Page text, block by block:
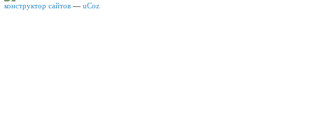
конструктор сайтов — uCoz